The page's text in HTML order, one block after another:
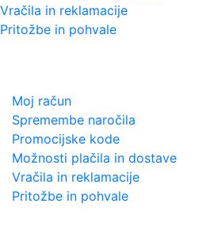
Vračila in reklamacije
Pritožbe in pohvale
Moj račun
Spremembe naročila
Promocijske kode
Možnosti plačila in dostave
Vračila in reklamacije
Pritožbe in pohvale